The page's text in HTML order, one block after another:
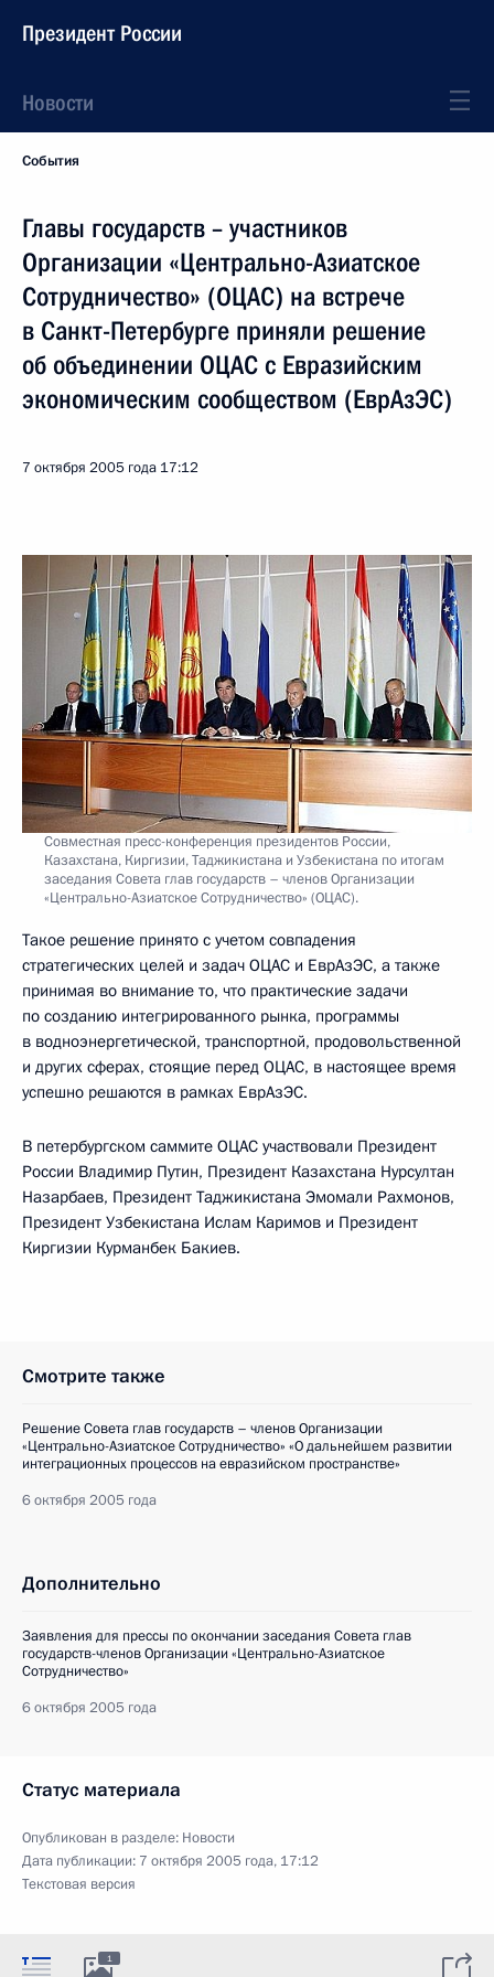
Президент России
Новости
События
Главы государств – участников
Организации «Центрально-Азиатское
Сотрудничество» (ОЦАС) на встрече
в Санкт-Петербурге приняли решение
об объединении ОЦАС с Евразийским
экономическим сообществом (ЕврАзЭС)
7 октября 2005 года 17:12
Совместная пресс-конференция президентов России,
Казахстана, Киргизии, Таджикистана и Узбекистана по итогам
заседания Совета глав государств – членов Организации
«Центрально-Азиатское Сотрудничество» (ОЦАС).
Такое решение принято с учетом совпадения
стратегических целей и задач ОЦАС и ЕврАзЭС, а также
принимая во внимание то, что практические задачи
по созданию интегрированного рынка, программы
в водноэнергетической, транспортной, продовольственной
и других сферах, стоящие перед ОЦАС, в настоящее время
успешно решаются в рамках ЕврАзЭС.
В петербургском саммите ОЦАС участвовали Президент
России Владимир Путин, Президент Казахстана Нурсултан
Назарбаев, Президент Таджикистана Эмомали Рахмонов,
Президент Узбекистана Ислам Каримов и Президент
Киргизии Курманбек Бакиев.
Смотрите также
Решение Совета глав государств – членов Организации
«Центрально-Азиатское Сотрудничество» «О дальнейшем развитии
интеграционных процессов на евразийском пространстве»
6 октября 2005 года
Дополнительно
Заявления для прессы по окончании заседания Совета глав
государств-членов Организации «Центрально-Азиатское
Сотрудничество»
6 октября 2005 года
Статус материала
Опубликован в разделе: Новости
Дата публикации: 7 октября 2005 года, 17:12
Текстовая версия
1